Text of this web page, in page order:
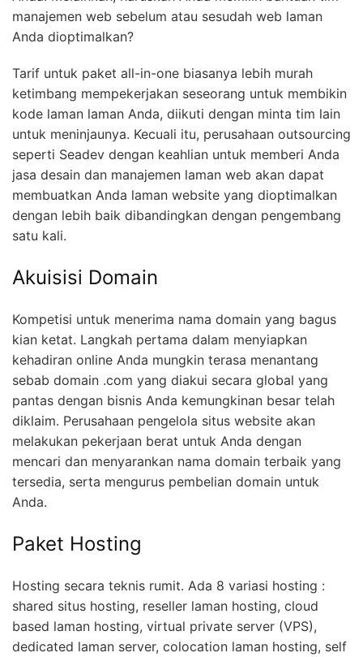
manajemen web sebelum atau sesudah web laman
Anda dioptimalkan?
Tarif untuk paket all-in-one biasanya lebih murah
ketimbang mempekerjakan seseorang untuk membikin
kode laman laman Anda, diikuti dengan minta tim lain
untuk meninjaunya. Kecuali itu, perusahaan outsourcing
seperti Seadev dengan keahlian untuk memberi Anda
jasa desain dan manajemen laman web akan dapat
membuatkan Anda laman website yang dioptimalkan
dengan lebih baik dibandingkan dengan pengembang
satu kali.
Akuisisi Domain
Kompetisi untuk menerima nama domain yang bagus
kian ketat. Langkah pertama dalam menyiapkan
kehadiran online Anda mungkin terasa menantang
sebab domain .com yang diakui secara global yang
pantas dengan bisnis Anda kemungkinan besar telah
diklaim. Perusahaan pengelola situs website akan
melakukan pekerjaan berat untuk Anda dengan
mencari dan menyarankan nama domain terbaik yang
tersedia, serta mengurus pembelian domain untuk
Anda.
Paket Hosting
Hosting secara teknis rumit. Ada 8 variasi hosting :
shared situs hosting, reseller laman hosting, cloud
based laman hosting, virtual private server (VPS),
dedicated laman server, colocation laman hosting, self